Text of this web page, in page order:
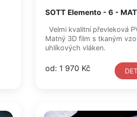
SOTT Elemento - 6 -
Matný 3D film s tkaným
uhlíkových vláken.
od: 1 970 Kč